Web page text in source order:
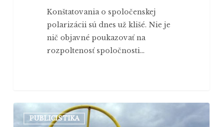
Konštatovania o spoločenskej
polarizácii sú dnes už klišé. Nie je
nič objavné poukazovať na
rozpoltenosť spoločnosti…
Tenká
hranicaPUBLICISTIKA